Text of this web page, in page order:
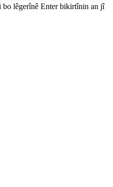
bo lêgerînê Enter bikirtînin an jî